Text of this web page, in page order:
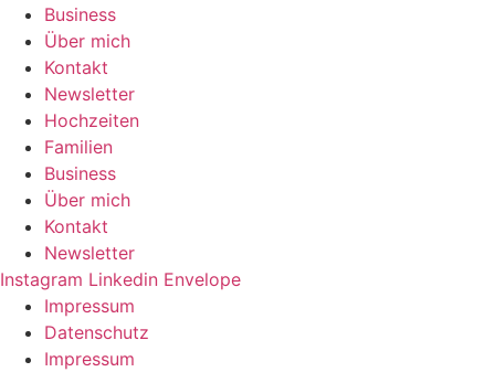
Business
Über mich
Kontakt
Newsletter
Hochzeiten
Familien
Business
Über mich
Kontakt
Newsletter
Instagram Linkedin Envelope
Impressum
Datenschutz
Impressum